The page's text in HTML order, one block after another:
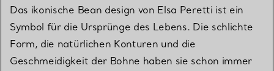
Das ikonische Bean design von Elsa Peretti ist ein
Symbol für die Ursprünge des Lebens. Die schlichte
Form, die natürlichen Konturen und die
Geschmeidigkeit der Bohne haben sie schon immer